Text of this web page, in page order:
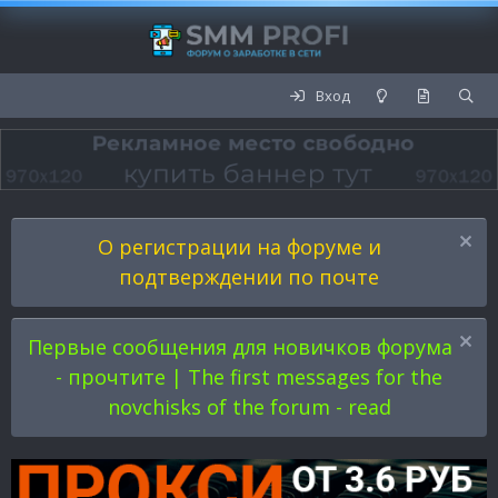
Вход
О регистрации на форуме и
подтверждении по почте
Первые сообщения для новичков форума
- прочтите | The first messages for the
novchisks of the forum - read